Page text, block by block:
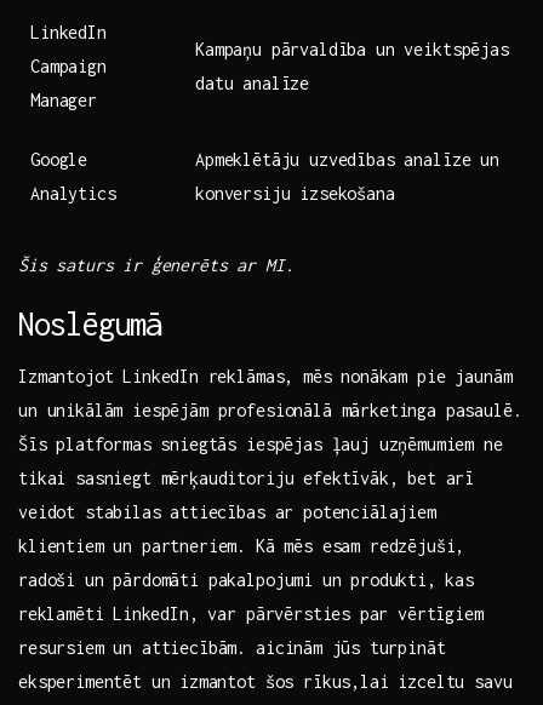
LinkedIn
Campaign
Manager
Kampaņu pārvaldība un veiktspējas
datu analīze
Google
‌Analytics
Apmeklētāju uzvedības analīze un
‍konversiju ‌izsekošana
Šis saturs ir ģenerēts ar MI.
Noslēgumā
Izmantojot LinkedIn⁤ reklāmas, mēs⁣ nonākam pie jaunām
un unikālām iespējām profesionālā mārketinga pasaulē.
Šīs⁢ platformas sniegtās iespējas ļauj​ uzņēmumiem ne
tikai sasniegt mērķauditoriju efektīvāk, bet⁢ arī
veidot stabilas⁢ attiecības ar potenciālajiem
klientiem un partneriem. Kā⁤ mēs esam redzējuši,
radoši un pārdomāti pakalpojumi ⁣un produkti,⁤ kas
⁣reklamēti⁤ LinkedIn, ‍var pārvērsties ⁤par vērtīgiem
resursiem un attiecībām. aicinām⁣ jūs⁣ turpināt
eksperimentēt un ⁣izmantot šos rīkus,lai izceltu savu